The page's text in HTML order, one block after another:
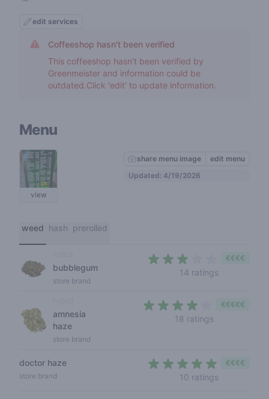
edit services
Coffeeshop hasn't been verified
This coffeeshop hasn't been verified by
Greenmeister and information could be
outdated.Click 'edit' to update information.
Menu
view
share menu image
edit menu
Updated: 4/19/2026
weed hash prerolled
bubblegum
store brand
14 ratings
€€€€
amnesia
haze
store brand
18 ratings
€€€€€
doctor haze
store brand 10 ratings
€€€€